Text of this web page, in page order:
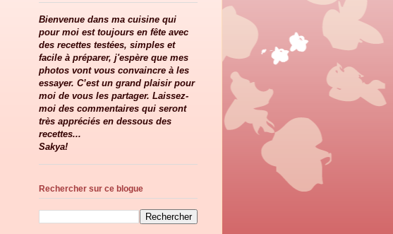
Bienvenue dans ma cuisine qui
pour moi est toujours en fête avec
des recettes testées, simples et
facile à préparer, j'espère que mes
photos vont vous convaincre à les
essayer. C’est un grand plaisir pour
moi de vous les partager. Laissez-
moi des commentaires qui seront
très appréciés en dessous des
recettes...
Sakya!
Rechercher sur ce blogue